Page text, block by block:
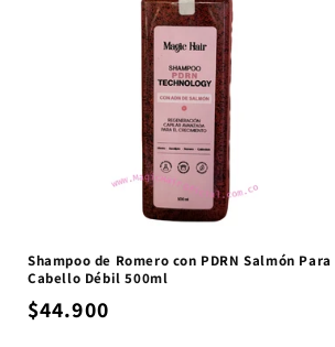
Shampoo de Romero con PDRN Salmón Para
Cabello Débil 500ml
$44.900